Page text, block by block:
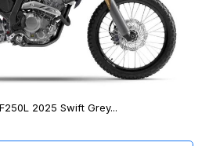
2025 Swift Grey...